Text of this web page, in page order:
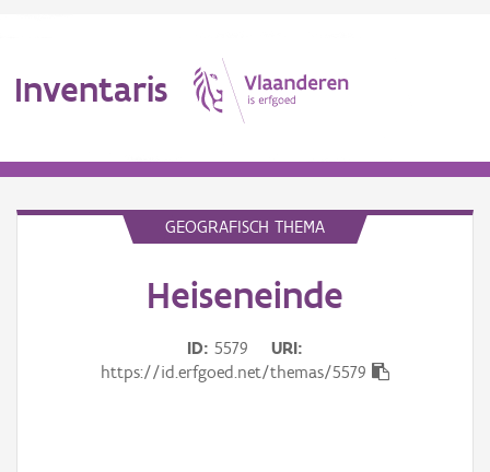
Inventaris
GEOGRAFISCH THEMA
Heiseneinde
ID 5579
URI
https://id.erfgoed.net/themas/5579